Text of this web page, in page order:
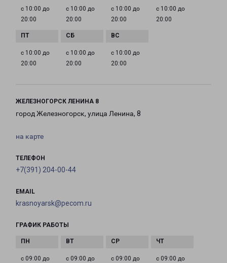
с 10:00 до
20:00
с 10:00 до
20:00
с 10:00 до
20:00
с 10:00 до
20:00
с 10:00 до
20:00
с 10:00 до
20:00
с 10:00 до
20:00
ЖЕЛЕЗНОГОРСК ЛЕНИНА 8
город Железногорск, улица Ленина, 8
на карте
ТЕЛЕФОН
+7(391) 204-00-44
EMAIL
krasnoyarsk@pecom.ru
ГРАФИК РАБОТЫ
с 09:00 до
с 09:00 до
с 09:00 до
с 09:00 до